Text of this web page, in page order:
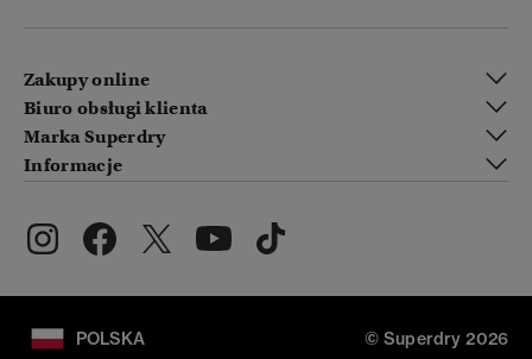
Zakupy online
Biuro obsługi klienta
Marka Superdry
Informacje
POLSKA © Superdry 2026